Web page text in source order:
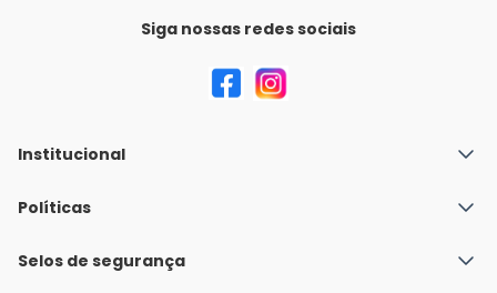
Siga nossas redes sociais
Institucional
Quem Somos
Nossas lojas
Políticas
Política de Envio
Selos de segurança